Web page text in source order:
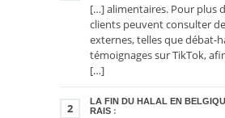
[…] alimentaires. Pour plus
clients peuvent consulter
externes, telles que débat-
témoignages sur TikTok,
[…]
2
LA FIN DU HALAL EN
RAIS :